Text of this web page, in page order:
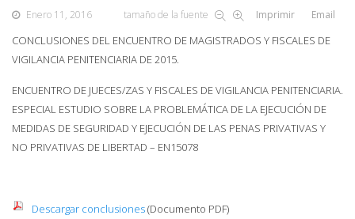
Enero 11, 2016 tamaño de la fuente Imprimir Email
CONCLUSIONES DEL ENCUENTRO DE MAGISTRADOS Y FISCALES DE
VIGILANCIA PENITENCIARIA DE 2015.
ENCUENTRO DE JUECES/ZAS Y FISCALES DE VIGILANCIA PENITENCIARIA.
ESPECIAL ESTUDIO SOBRE LA PROBLEMÁTICA DE LA EJECUCIÓN DE
MEDIDAS DE SEGURIDAD Y EJECUCIÓN DE LAS PENAS PRIVATIVAS Y
NO PRIVATIVAS DE LIBERTAD – EN15078
Descargar conclusiones(Documento PDF)